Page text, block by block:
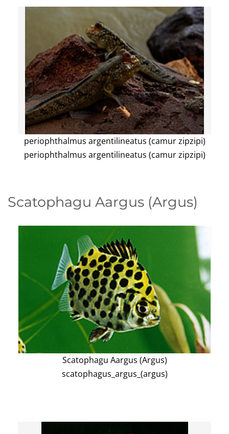
periophthalmus argentilineatus (camur zipzipi)
periophthalmus argentilineatus (camur zipzipi)
Scatophagu Aargus (Argus)
Scatophagu Aargus (Argus)
scatophagus_argus_(argus)